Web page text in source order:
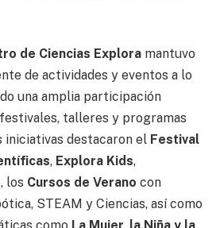
de Ciencias Explora mantuvo
de actividades y eventos a lo
una amplia participación
talleres y programas
iniciativas destacaron el Festival
, Explora Kids,
, los Cursos de Verano con
STEAM y Ciencias, así como